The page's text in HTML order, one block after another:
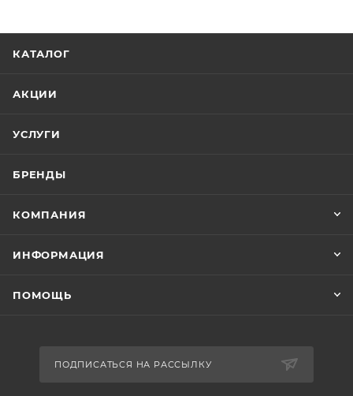
КАТАЛОГ
АКЦИИ
УСЛУГИ
БРЕНДЫ
КОМПАНИЯ
ИНФОРМАЦИЯ
ПОМОЩЬ
ПОДПИСАТЬСЯ НА РАССЫЛКУ